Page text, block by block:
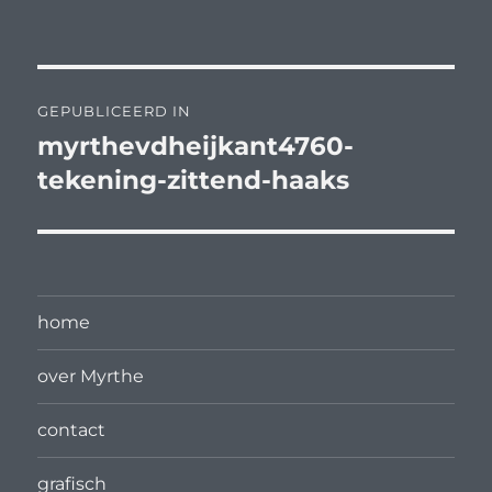
navigatie
GEPUBLICEERD IN
myrthevdheijkant4760-
tekening-zittend-haaks
home
over Myrthe
contact
grafisch